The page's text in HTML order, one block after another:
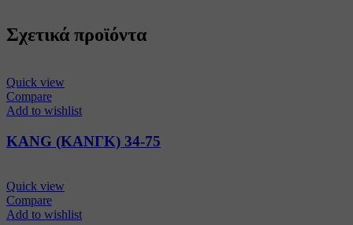
Σχετικά προϊόντα
Quick view
Compare
Add to wishlist
KANG (ΚΑΝΓΚ) 34-75
Quick view
Compare
Add to wishlist